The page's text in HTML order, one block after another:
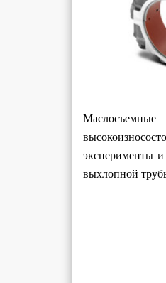
эксперименты
выхлопной